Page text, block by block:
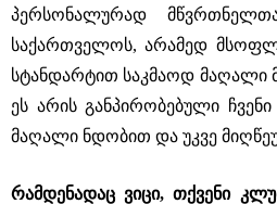
პერსონალურად
საქართველოს, არამედ
სტანდარტით საკმაოდ მაღალი
ეს არის განპირობებული
მაღალი ნდობით და უკვე
რამდენადაც ვიცი, თქვენი